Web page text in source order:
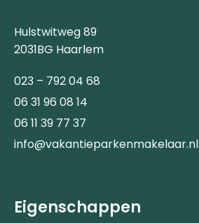
Hulstwitweg 89
2031BG Haarlem
023 – 792 04 68
06 31 96 08 14
06 11 39 77 37
info@vakantieparkenmakelaar.nl
Eigenschappen